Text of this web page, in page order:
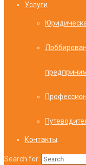
Услуги
Контакты
Search for: